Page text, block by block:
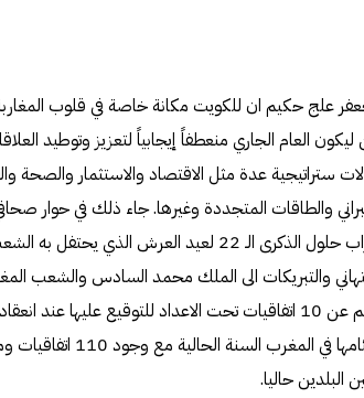
جعفر علج حكيم ان للكويت مكانة خاصة في قلوب
ليكون العام الجاري منعطفاً إيجابياً لتعزيز وتوطيد
ستراتيجية عدة مثل الاقتصاد والاستثمار والصحة
والطاقات المتجددة وغيرها. جاء ذلك في حوار
والتبريكات الى الملك محمد السادس والشعب
المغربية السعيدة. وكشف حكيم عن 10 اتفاقيات تحت الاعداد للتوقيع عليها
للجنة العليا المشتركة المقرر التئامها
البلدين حاليا.